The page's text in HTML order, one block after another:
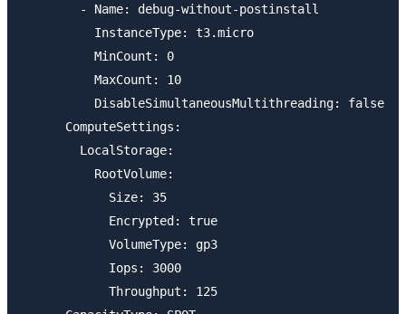
        - Name: debug-without-postinstall
          InstanceType: t3.micro
          MinCount: 0
          MaxCount: 10
          DisableSimultaneousMultithreading: false
      ComputeSettings:
        LocalStorage:
          RootVolume:
            Size: 35
            Encrypted: true
            VolumeType: gp3
            Iops: 3000
            Throughput: 125